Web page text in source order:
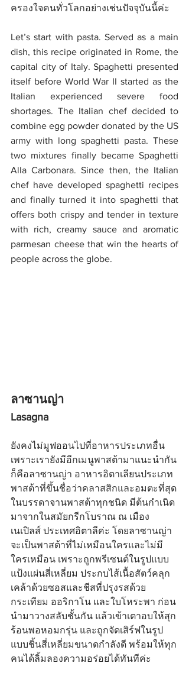
ครองใจคนทั่วโลกอย่างเช่นปัจจุบันนี้ค่ะ
Let’s start with pasta. Served as a main
dish, this recipe originated in Rome, the
capital city of Italy. Spaghetti presented
itself before World War II started as the
Italian experienced severe food
shortages. The Italian chef decided to
combine egg powder donated by the US
army with long spaghetti pasta. These
two mixtures finally became Spaghetti
Alla Carbonara. Since then, the Italian
chef have developed spaghetti recipes
and finally turned it into spaghetti that
offers both crispy and tender in texture
with rich, creamy sauce and aromatic
parmesan cheese that win the hearts of
people across the globe.
ลาซานญ่า
Lasagna
ยังคงไม่มูฟออนไปที่อาหารประเภทอื่น
เพราะเรายังมีอีกเมนูพาสต้ามาแนะนำกัน
ก็คือลาซานญ่า อาหารอิตาเลียนประเภท
พาสต้าที่ขึ้นชื่อว่าคลาสสิกและอมตะที่สุด
ในบรรดาจานพาสต้าทุกชนิด มีต้นกำเนิด
มาจากในสมัยกรีกโบราณ ณ เมือง
เนเปิลส์ ประเทศอิตาลีค่ะ โดยลาซานญ่า
จะเป็นพาสต้าที่ไม่เหมือนใครและไม่มี
ใครเหมือน เพราะถูกพรีเซนต์ในรูปแบบ
แป้งแผ่นสี่เหลี่ยม ประกบไส้เนื้อสัตว์คลุก
เคล้าด้วยซอสและชีสที่ปรุงรสด้วย
กระเทียม ออริกาโน และใบโหระพา ก่อน
นำมาวางสลับชั้นกัน แล้วเข้าเตาอบให้สุก
ร้อนพอหอมกรุ่น และถูกจัดเสิร์ฟในรูป
แบบชิ้นสี่เหลี่ยมขนาดกำลังดี พร้อมให้ทุก
คนได้ลิ้มลองความอร่อยได้ทันทีค่ะ